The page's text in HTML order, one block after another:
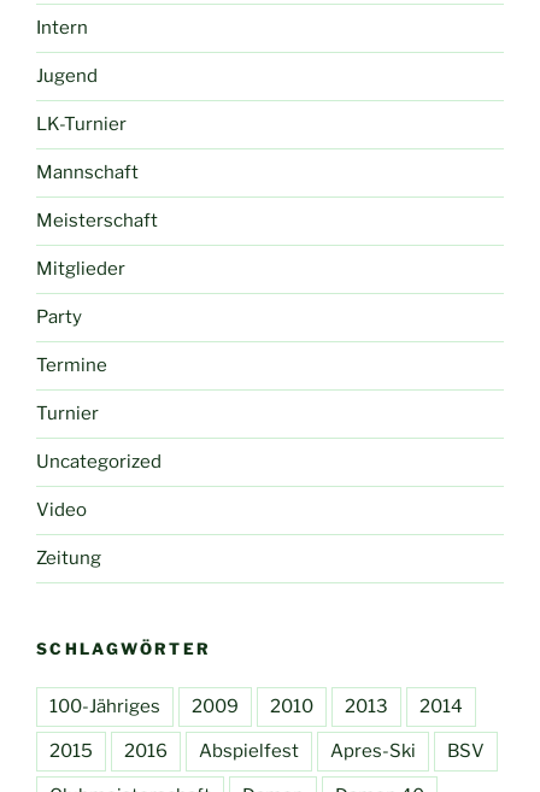
Intern
Jugend
LK-Turnier
Mannschaft
Meisterschaft
Mitglieder
Party
Termine
Turnier
Uncategorized
Video
Zeitung
SCHLAGWÖRTER
100-Jähriges 2009 2010 2013 2014
2015 2016 Abspielfest Apres-Ski BSV